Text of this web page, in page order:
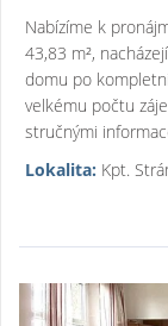
Nabízíme k
43,83 m²,
domu po
velkému počtu
stručnými
Lokalita: Kpt.